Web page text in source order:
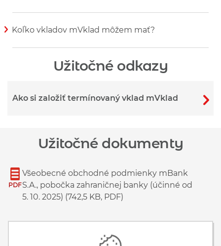
Koľko vkladov mVklad môžem mať?
Užitočné odkazy
Ako si založiť termínovaný vklad mVklad
Užitočné dokumenty
PDF
Všeobecné obchodné podmienky mBank
S.A., pobočka zahraničnej banky (účinné od
5. 10. 2025) (742,5 KB, PDF)
a vkladovým účtom a povolenému